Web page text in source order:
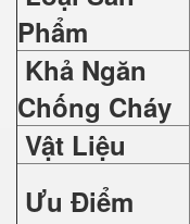
Phẩm
Khả Ngăn
Chống Cháy
Vật Liệu
Ưu Điểm